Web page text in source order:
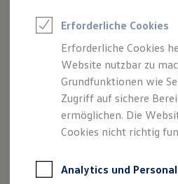
Elektroauto Leasing
Kleinwagen-
Leasing ohne
Finanzierung
Autokredit mit
Versicherungen und
Kfz-Versicherung
Garantien
Professional Class
Erforderliche Cookies
Erforderliche Cookies
Website nutzbar zu
Grundfunktionen wie
Zugriff auf sichere
ermöglichen. Die
Cookies nicht richtig
Analytics und